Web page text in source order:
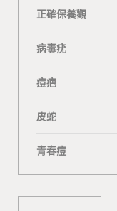
正確保養觀
病毒疣
痘疤
皮蛇
青春痘